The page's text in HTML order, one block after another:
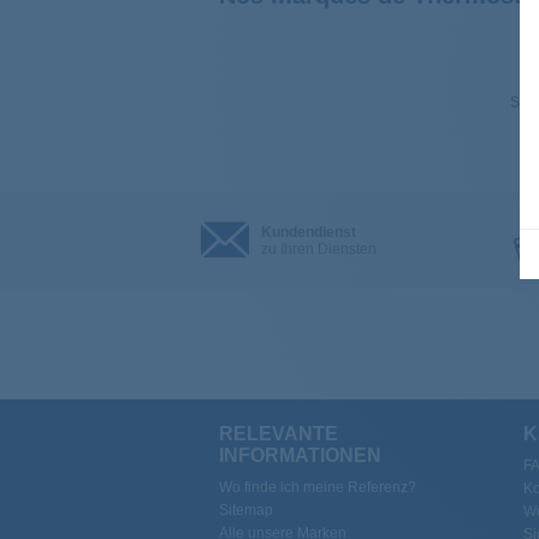
RELEVANTE
INFORMATIONEN
Wo finde ich meine Referenz?
Sitemap
Alle unsere Marken